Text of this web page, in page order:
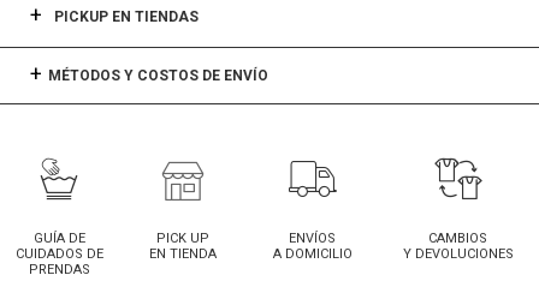
PICKUP EN TIENDAS
MÉTODOS Y COSTOS DE ENVÍO
GUÍA DE
CUIDADOS DE
PRENDAS
PICK UP
EN TIENDA
ENVÍOS
A DOMICILIO
CAMBIOS
Y DEVOLUCIONES